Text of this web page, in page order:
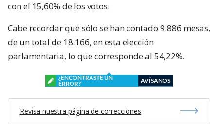
con el 15,60% de los votos.
Cabe recordar que sólo se han contado 9.886 mesas,
de un total de 18.166, en esta elección
parlamentaria, lo que corresponde al 54,22%.
¿ENCONTRASTE UN
ERROR?
AVÍSANOS
Revisa nuestra página de correcciones